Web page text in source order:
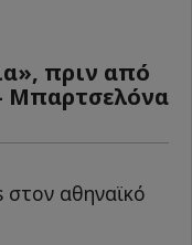
πριν από
Μπαρτσελόνα